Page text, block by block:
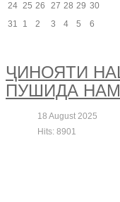
24 25 26 27 28 29 30
31
1 2 3 4 5 6
ҶИНОЯТИ
ПУШИДА
18 August 2025
Hits: 8901